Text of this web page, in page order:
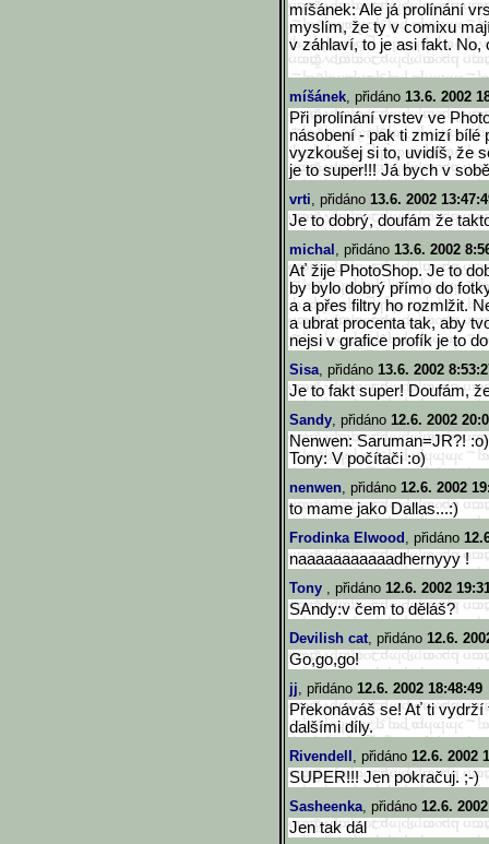
míšánek: Ale já prolínání
myslím, že ty v comixu
v záhlaví, to je asi fakt. No,
míšánek, přidáno 13.6. 2002
Při prolínání vrstev ve
násobení - pak ti zmizí bílé
vyzkoušej si to, uvidíš, že
je to super!!! Já bych v
vrti, přidáno 13.6. 2002
Je to dobrý, doufám že
michal , přidáno 13.6. 2002
Ať žije PhotoShop. Je to
by bylo dobrý přímo do
a a přes filtry ho rozmlžit.
a ubrat procenta tak, aby
nejsi v grafice profík je to
Sisa, přidáno 13.6. 2002
Je to fakt super! Doufám,
Sandy, přidáno 12.6. 2002
Nenwen: Saruman=JR?! :o)
Tony: V počítači :o)
nenwen, přidáno 12.6. 2002
to mame jako Dallas...:)
Frodinka Elwood , přidáno
naaaaaaaaaaadhernyyy !
Tony , přidáno 12.6. 2002
SAndy:v čem to děláš?
Devilish cat, přidáno 12.6.
Go,go,go!
jj, přidáno 12.6. 2002 18:48:49
Překonáváš se! Ať ti vydrží
dalšími díly.
Rivendell , přidáno 12.6. 2002
SUPER!!! Jen pokračuj. ;-)
Sasheenka, přidáno 12.6.
Jen tak dál